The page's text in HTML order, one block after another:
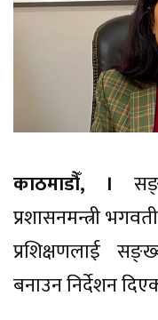
काठमाडौँ, ।
प्रशासनमन्त्री
प्रशिक्षणलाई
बनाउन निर्देशन